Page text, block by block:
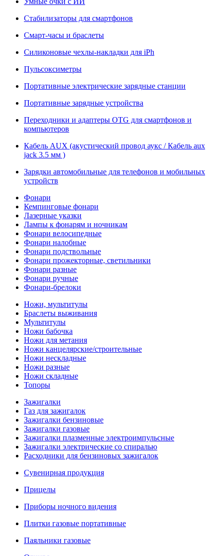
Стабилизаторы для смартфонов
Смарт-часы и браслеты
Силиконовые чехлы-накладки для iPh
Пульсоксиметры
Портативные электрические зарядные станции
Портативные зарядные устройства
Переходники и адаптеры OTG для смартфонов и
компьютеров
Кабель AUX (акустический провод аукс / Кабель aux
jack 3.5 мм )
Зарядки автомобильные для телефонов и мобильных
устройств
Фонари
Кемпинговые фонари
Лазерные указки
Лампы к фонарям и ночникам
Фонари велосипедные
Фонари налобные
Фонари подствольные
Фонари прожекторные, светильники
Фонари разные
Фонари ручные
Фонари-брелоки
Ножи, мультитулы
Браслеты выживания
Мультитулы
Ножи бабочка
Ножи для метания
Ножи канцелярские/строительные
Ножи нескладные
Ножи разные
Ножи складные
Топоры
Зажигалки
Газ для зажигалок
Зажигалки бензиновые
Зажигалки газовые
Зажигалки плазменные электроимпульсные
Зажигалки электрические со спиралью
Расходники для бензиновых зажигалок
Сувенирная продукция
Прицелы
Приборы ночного видения
Плитки газовые портативные
Паяльники газовые